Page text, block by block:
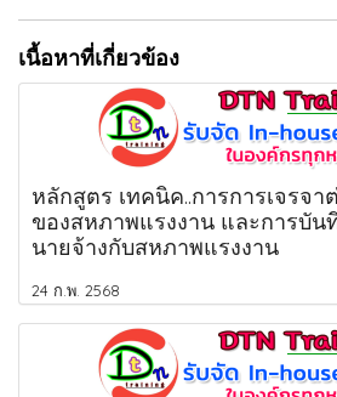
เนื้อหาที่เกี่ยวข้อง
หลักสูตร เทคนิค..การการเจรจา
ของสหภาพแรงงาน และการบัน
นายจ้างกับสหภาพแรงงาน
24 ก.พ. 2568